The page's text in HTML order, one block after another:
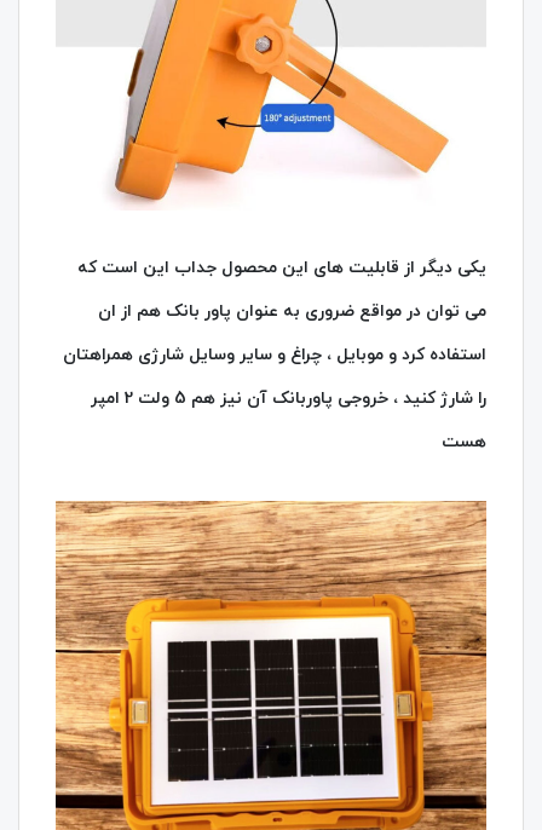
یکی دیگر از قابلیت های این محصول جداب این است که
می توان در مواقع ضروری به عنوان پاور بانک هم از ان
استفاده کرد و موبایل ، چراغ و سایر وسایل شارژی همراهتان
را شارژ کنید ، خروجی پاوربانک آن نیز هم 5 ولت 2 امپر
هست